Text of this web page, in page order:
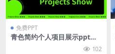
免费PPT
青色简约个人项目展示ppt模
102